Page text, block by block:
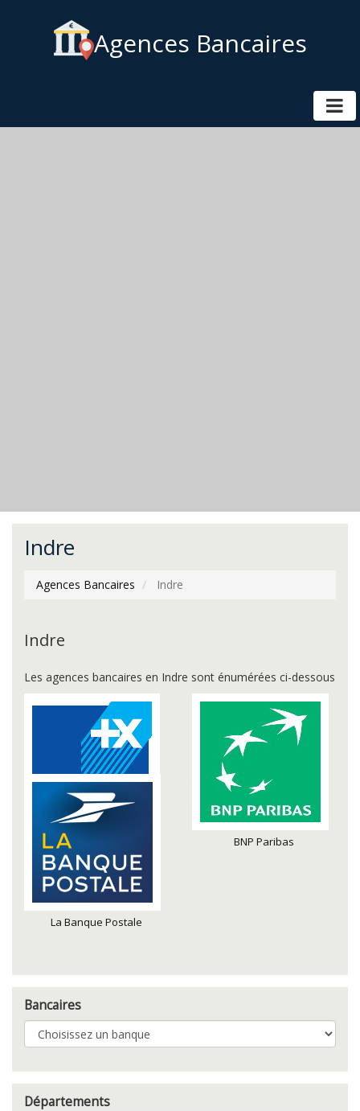
Agences Bancaires
Indre
Agences Bancaires Indre
Indre
Les agences bancaires en Indre sont énumérées ci-dessous
Banque Populaire BNP Paribas
La Banque Postale
Bancaires
Départements